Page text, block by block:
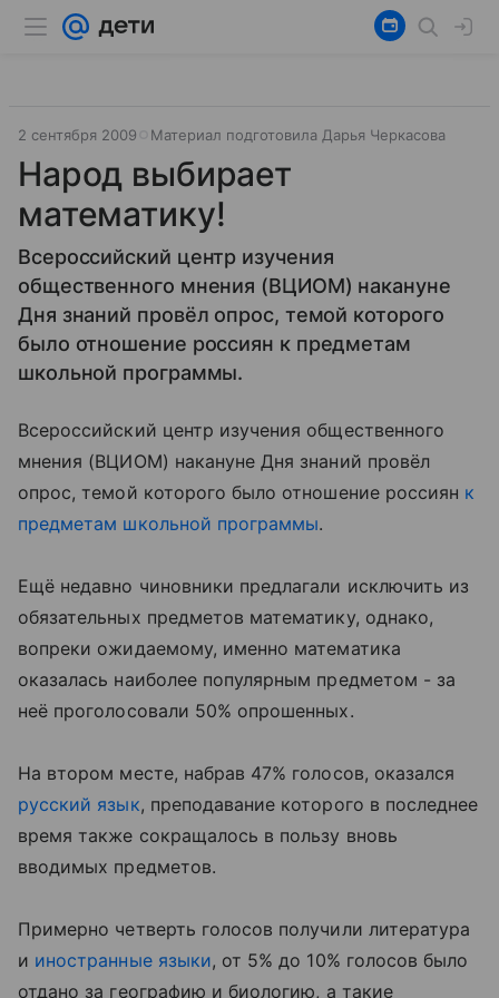
2 сентября 2009 Материал подготовила Дарья Черкасова
Народ выбирает
математику!
Всероссийский центр изучения
общественного мнения (ВЦИОМ) накануне
Дня знаний провёл опрос, темой которого
было отношение россиян к предметам
школьной программы.
Всероссийский центр изучения общественного
мнения (ВЦИОМ) накануне Дня знаний провёл
опрос, темой которого было отношение россиян к
предметам школьной программы.
Ещё недавно чиновники предлагали исключить из
обязательных предметов математику, однако,
вопреки ожидаемому, именно математика
оказалась наиболее популярным предметом - за
неё проголосовали 50% опрошенных.
На втором месте, набрав 47% голосов, оказался
русский язык, преподавание которого в последнее
время также сокращалось в пользу вновь
вводимых предметов.
Примерно четверть голосов получили литература
и иностранные языки, от 5% до 10% голосов было
отдано за географию и биологию, а такие